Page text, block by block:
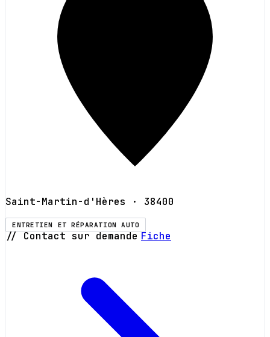
Saint-Martin-d'Hères · 38400
ENTRETIEN ET RÉPARATION AUTO
// Contact sur demande Fiche